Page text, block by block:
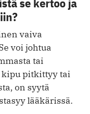
vaiva
voi johtua
tai
kipu pitkittyy tai
on syytä
lääkärissä.